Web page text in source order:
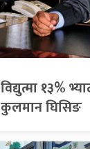
विद्युत्मा १३%
कुलमान घिसिङ